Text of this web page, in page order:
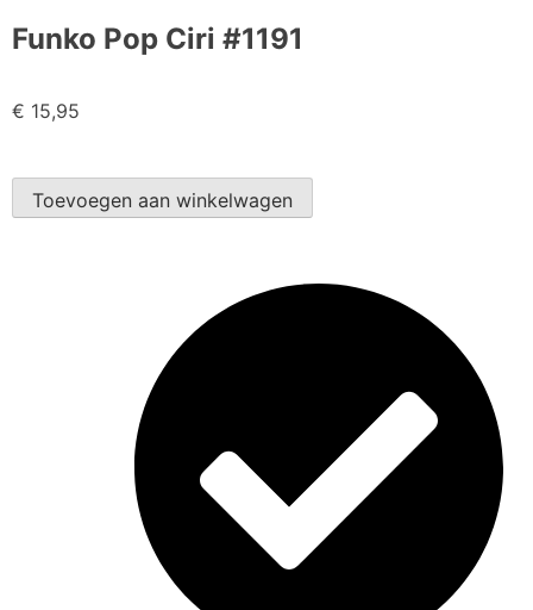
Funko Pop Ciri #1191
€ 15,95
Toevoegen aan winkelwagen